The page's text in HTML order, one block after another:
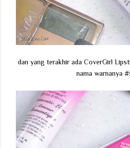
dan yang terakhir ada CoverGirl
nama warnanya